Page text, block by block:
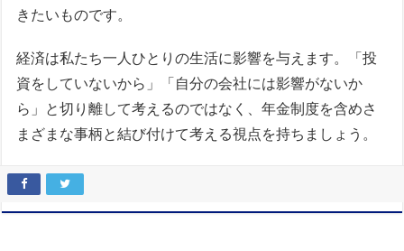
きたいものです。
経済は私たち一人ひとりの生活に影響を与えます。「投
資をしていないから」「自分の会社には影響がないか
ら」と切り離して考えるのではなく、年金制度を含めさ
まざまな事柄と結び付けて考える視点を持ちましょう。